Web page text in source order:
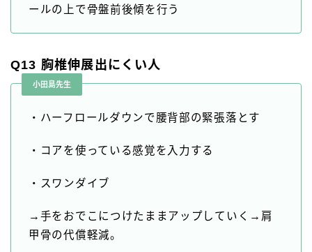
ールの上で骨盤前後傾を行う
Q13 胸椎伸展出にくい人
小田島先生
・ハーフロールダウンで腰背部の緊張落とす
・コアを使っている感覚を入力する
・スワンダイブ
→手をおでこにつけたままアップしていく→肩
甲骨の代償軽減。